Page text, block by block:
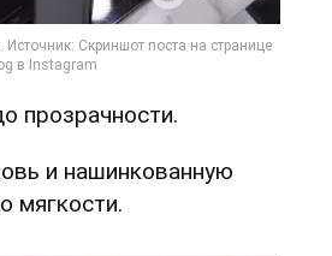
прозрачности.
и нашинкованную
мягкости.